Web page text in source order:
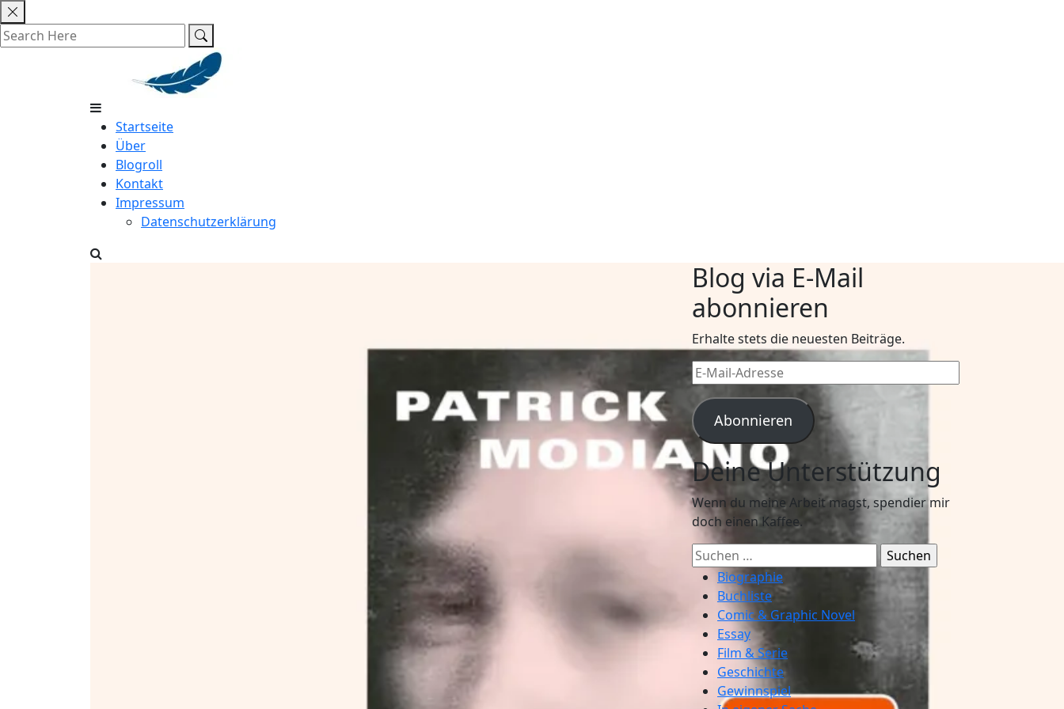
Skip
to
content
Startseite
Über
Blogroll
Kontakt
Impressum
Datenschutzerklärung
Blog via E-Mail
abonnieren
Erhalte stets die neuesten Beiträge.
E-
Mail-
Adresse
Abonnieren
Deine Unterstützung
Wenn du meine Arbeit magst, spendier mir
doch einen Kaffee.
Suchen
nach:Biographie
Buchliste
Comic & Graphic Novel
Essay
Film & Serie
Geschichte
Gewinnspiel